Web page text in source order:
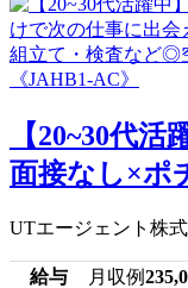
【20~30代活
面接なし×ポ
UTエージェント株式
給与 月収例